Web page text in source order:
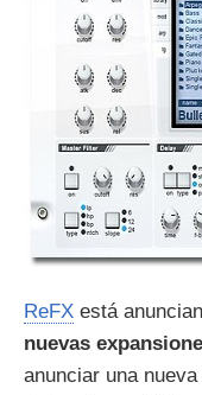
ReFX está
nuevas
anunciar una